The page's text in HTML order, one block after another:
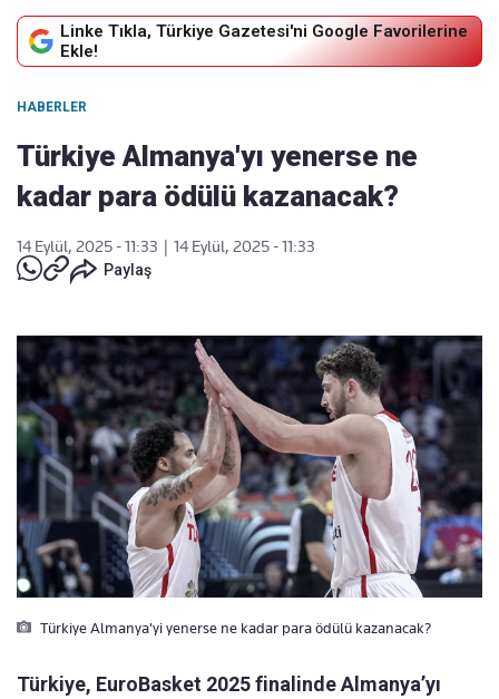
Linke Tıkla, Türkiye Gazetesi'ni Google Favorilerine
Ekle!
HABERLER
Türkiye Almanya'yı yenerse ne
kadar para ödülü kazanacak?
14 Eylül, 2025 - 11:33
14 Eylül, 2025 - 11:33
Paylaş
Türkiye Almanya'yi yenerse ne kadar para ödülü kazanacak?
Türkiye, EuroBasket 2025 finalinde Almanya’yı